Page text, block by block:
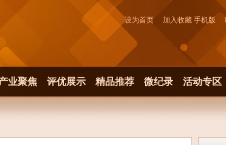
设为首页 加入收藏 手机版
业聚焦 评优展示 精品推荐 微纪录 活动专区